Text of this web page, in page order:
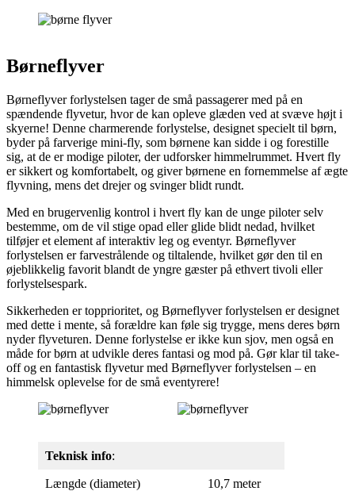
Børneflyver
Børneflyver forlystelsen tager de små passagerer med på en
spændende flyvetur, hvor de kan opleve glæden ved at svæve højt i
skyerne! Denne charmerende forlystelse, designet specielt til børn,
byder på farverige mini-fly, som børnene kan sidde i og forestille
sig, at de er modige piloter, der udforsker himmelrummet. Hvert fly
er sikkert og komfortabelt, og giver børnene en fornemmelse af ægte
flyvning, mens det drejer og svinger blidt rundt.
Med en brugervenlig kontrol i hvert fly kan de unge piloter selv
bestemme, om de vil stige opad eller glide blidt nedad, hvilket
tilføjer et element af interaktiv leg og eventyr. Børneflyver
forlystelsen er farvestrålende og tiltalende, hvilket gør den til en
øjeblikkelig favorit blandt de yngre gæster på ethvert tivoli eller
forlystelsespark.
Sikkerheden er topprioritet, og Børneflyver forlystelsen er designet
med dette i mente, så forældre kan føle sig trygge, mens deres børn
nyder flyveturen. Denne forlystelse er ikke kun sjov, men også en
måde for børn at udvikle deres fantasi og mod på. Gør klar til take-
off og en fantastisk flyvetur med Børneflyver forlystelsen – en
himmelsk oplevelse for de små eventyrere!
Teknisk info:
Længde (diameter) 10,7 meter